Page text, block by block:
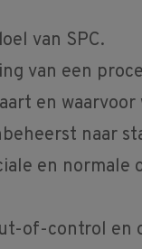
van SPC.
van een
en
naar
en normale
of-control en